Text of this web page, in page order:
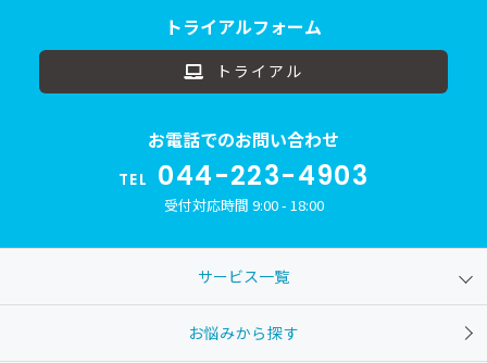
トライアルフォーム
トライアル
お電話でのお問い合わせ
TEL 044-223-4903
受付対応時間 9:00 - 18:00
サービス一覧
お悩みから探す